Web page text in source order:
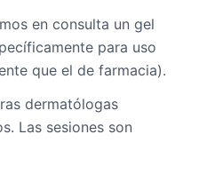
en consulta un gel
para uso
que el de farmacia).
dermatólogas
Las sesiones son